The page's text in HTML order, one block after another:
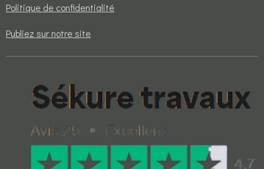
Politique de confidentialité
Publiez sur notre site